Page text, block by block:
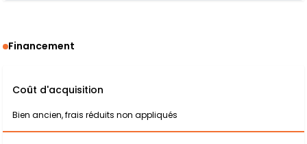
Financement
Coût d'acquisition
Bien ancien, frais réduits non appliqués